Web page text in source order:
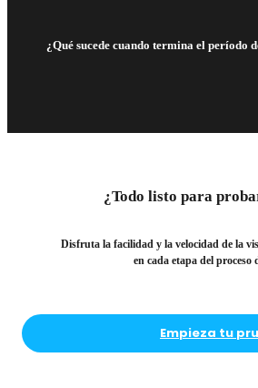
¿Qué sucede cuando termina el período
¿Todo listo para
Disfruta la facilidad y la velocidad de la
en cada etapa del proceso
Empieza tu